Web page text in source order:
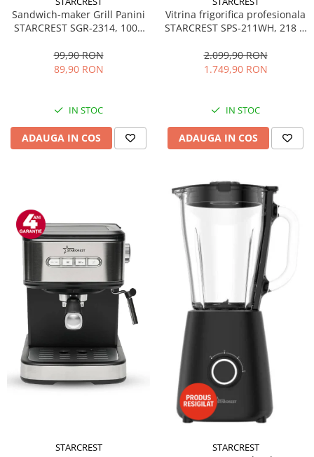
Sandwich-maker Grill Panini
STARCREST SGR-2314, 1000
Deschidere 180°, Suprafata
de gatire 23 x 14 cm, Negru
99,90 RON
89,90 RON
IN STOC
ADAUGA IN COS
Vitrina frigorifica profesionala
STARCREST SPS-211WH, 218 L,
LED, H 141 cm, Negru
2.099,90 RON
1.749,90 RON
IN STOC
ADAUGA IN COS
STARCREST STARCREST